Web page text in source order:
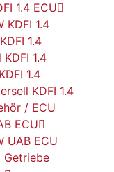
1.4 ECU
KDFI 1.4
1.4
KDFI 1.4
1.4
KDFI 1.4
/ ECU
ECU
UAB ECU
Getriebe